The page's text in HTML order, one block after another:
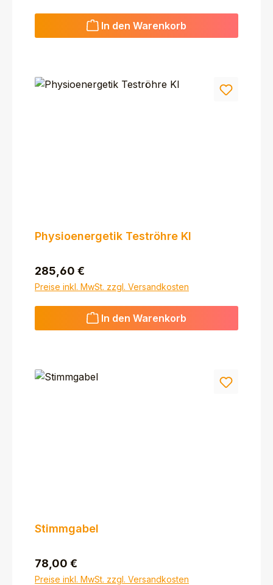
In den Warenkorb
Physioenergetik Teströhre Kl
Regulärer Preis:
285,60 €
Preise inkl. MwSt. zzgl. Versandkosten
In den Warenkorb
Stimmgabel
Regulärer Preis:
78,00 €
Preise inkl. MwSt. zzgl. Versandkosten